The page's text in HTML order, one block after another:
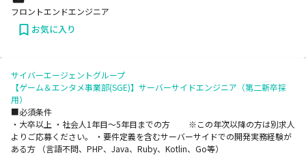
フロントエンドエンジニア
お気に入り
サイバーエージェントグループ
【ゲーム＆エンタメ事業部(SGE)】サーバーサイドエンジニア（第二新卒採
用）
■必須条件
・大卒以上 ・社会人1年目～5年目までの方 ※この年次以降の方は別求人
よりご応募ください。 ・要件定義を含むサーバーサイドでの開発実務経験が
ある方 （言語不問、PHP、Java、Ruby、Kotlin、Go等）